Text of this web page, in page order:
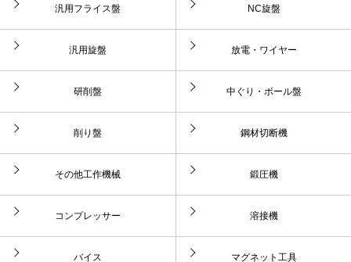
汎用フライス盤 NC旋盤
汎用旋盤 放電・ワイヤー
研削盤 中ぐり・ボール盤
削り盤 鋼材切断機
その他工作機械 鍛圧機
コンプレッサー 溶接機
バイス マグネット工具